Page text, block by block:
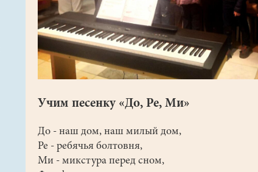
Учим песенку «До, Ре, Ми»
До - наш дом, наш милый дом,
Ре - ребячья болтовня,
Ми - микстура перед сном,